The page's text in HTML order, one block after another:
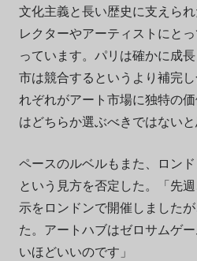
文化主義と長い歴史に支えら
レクターやアーティストにと
っています。パリは確かに成
市は競合するというより補完
れぞれがアート市場に独特の
はどちらか選ぶべきではないと
ペースのルベルもまた、ロン
という見方を否定した。「先
示をロンドンで開催しました
た。アートハブはゼロサムゲ
いほどいいのです」